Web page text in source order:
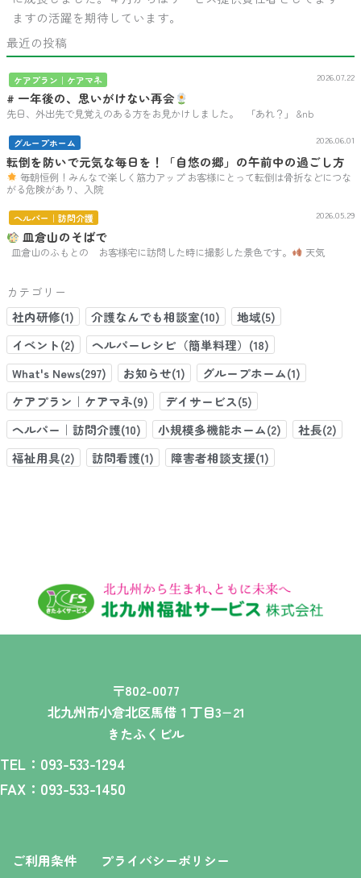
ますの活躍を期待しています。
最近の投稿
ケアプラン｜ケアマネ 2026.07.22
# 一年後の、思いがけない再会
先日、外出先で見覚えのある方をお見かけしました。 「あれ？」 &nb
グループホーム 2026.06.01
転倒を防いで元気な毎日を！「自悠の郷」の午前中の過ごし方
毎朝恒例！みんなで楽しく筋力アップ お客様にとって転倒は骨折などにつな
がる危険があり、入院
ヘルパー｜訪問介護 2026.05.29
皿倉山のそばで
皿倉山のふもとの お客様宅に訪問した時に撮影した景色です。 天気
カテゴリー
社内研修(1)
介護なんでも相談室(10)
地域(5)
イベント(2)
ヘルパーレシピ（簡単料理）(18)
What's News(297)
お知らせ(1)
グループホーム(1)
ケアプラン｜ケアマネ(9)
デイサービス(5)
ヘルパー｜訪問介護(10)
小規模多機能ホーム(2)
社長(2)
福祉用具(2)
訪問看護(1) 障害者相談支援(1)
〒802-0077
北九州市小倉北区馬借１丁目3−21
きたふくビル
TEL：093-533-1294
FAX：093-533-1450
ご利用条件 プライバシーポリシー